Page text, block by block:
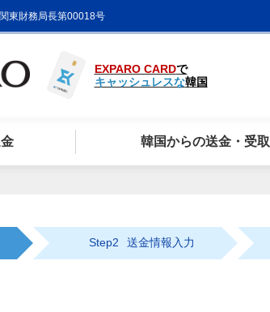
東財務局長第00018号
EXPARO CARDで
キャッシュレスな韓国
韓国からの送金・受取
Step2 送金情報入力